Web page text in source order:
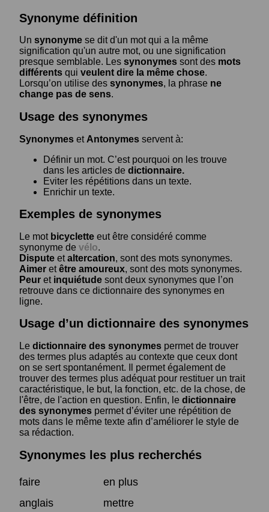
Synonyme définition
Un synonyme se dit d'un mot qui a la même
signification qu'un autre mot, ou une signification
presque semblable. Les synonymes sont des mots
différents qui veulent dire la même chose.
Lorsqu’on utilise des synonymes, la phrase ne
change pas de sens.
Usage des synonymes
Synonymes et Antonymes servent à:
Définir un mot. C’est pourquoi on les trouve
dans les articles de dictionnaire.
Eviter les répétitions dans un texte.
Enrichir un texte.
Exemples de synonymes
Le mot bicyclette eut être considéré comme
synonyme de vélo.
Dispute etaltercation, sont des mots synonymes.
Aimer etêtre amoureux, sont des mots synonymes.
Peur et inquiétude sont deux synonymes que l’on
retrouve dans ce dictionnaire des synonymes en
ligne.
Usage d’un dictionnaire des synonymes
Le dictionnaire des synonymes permet de trouver
des termes plus adaptés au contexte que ceux dont
on se sert spontanément. Il permet également de
trouver des termes plus adéquat pour restituer un trait
caractéristique, le but, la fonction, etc. de la chose, de
l'être, de l'action en question. Enfin, le dictionnaire
des synonymes permet d’éviter une répétition de
mots dans le même texte afin d’améliorer le style de
sa rédaction.
Synonymes les plus recherchés
faire
en plus
anglais
mettre